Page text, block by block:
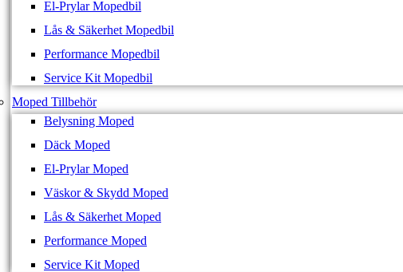
El-Prylar Mopedbil
Lås & Säkerhet Mopedbil
Performance Mopedbil
Service Kit Mopedbil
Moped Tillbehör
Belysning Moped
Däck Moped
El-Prylar Moped
Väskor & Skydd Moped
Lås & Säkerhet Moped
Performance Moped
Service Kit Moped